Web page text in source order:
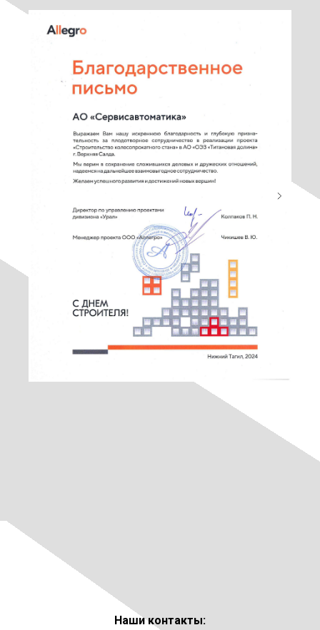
Наши контакты: